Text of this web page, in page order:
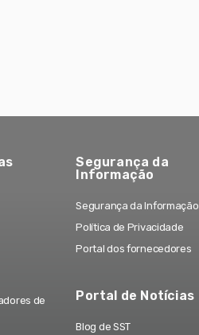
de
Segurança da
Informação
Segurança da Informação
Política de Privacidade
Portal dos fornecedores
Portal de Notícias
Blog de SST